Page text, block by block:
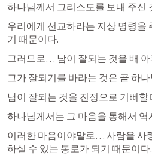
하나님께서 그리스도를 보내 주신
우리에게 선교하라는 지상 명령을
기 때문이다.
그러므로… 남이 잘되는 것을 배
그가 잘되기를 바라는 것은 곧 하
남이 잘되는 것을 진정으로 기뻐할
하나님게서는 그 마음을 통해서 역
이러한 마음이야말로… 사람을 사
하실 수 있는 통로가 되기 때문이다.